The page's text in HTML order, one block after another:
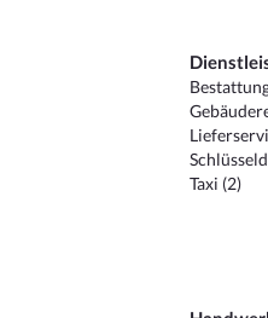
Taxi (2)